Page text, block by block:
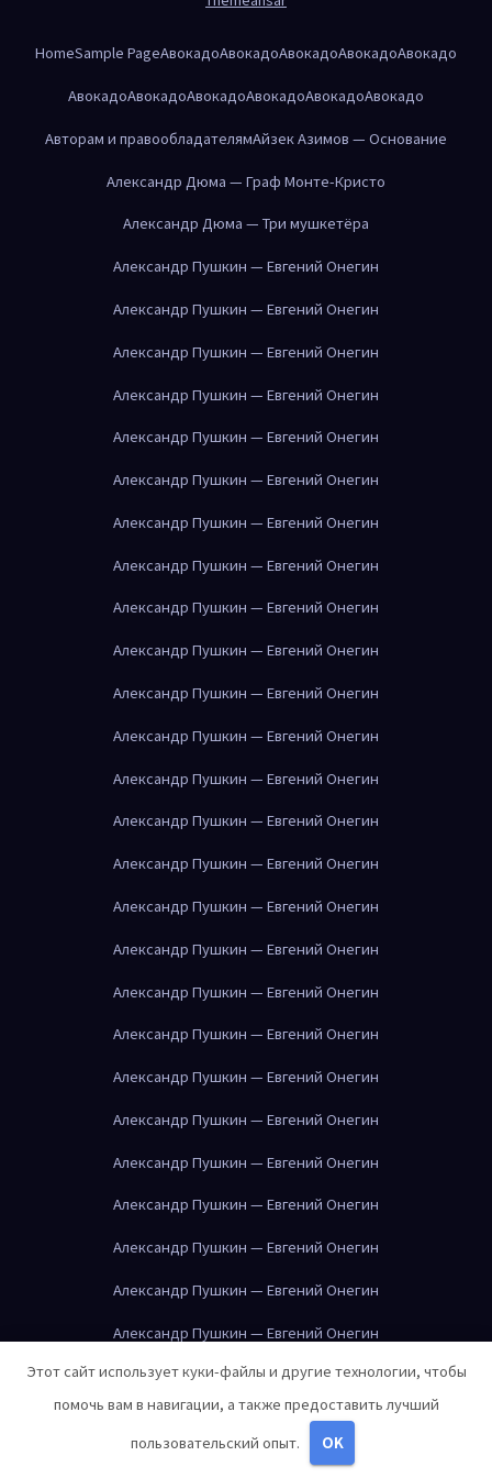
HomeSample PageАвокадоАвокадоАвокадоАвокадоАвокадо
АвокадоАвокадоАвокадоАвокадоАвокадоАвокадо
Авторам и правообладателямАйзек Азимов — Основание
Александр Дюма — Граф Монте-Кристо
Александр Дюма — Три мушкетёра
Александр Пушкин — Евгений Онегин
Александр Пушкин — Евгений Онегин
Александр Пушкин — Евгений Онегин
Александр Пушкин — Евгений Онегин
Александр Пушкин — Евгений Онегин
Александр Пушкин — Евгений Онегин
Александр Пушкин — Евгений Онегин
Александр Пушкин — Евгений Онегин
Александр Пушкин — Евгений Онегин
Александр Пушкин — Евгений Онегин
Александр Пушкин — Евгений Онегин
Александр Пушкин — Евгений Онегин
Александр Пушкин — Евгений Онегин
Александр Пушкин — Евгений Онегин
Александр Пушкин — Евгений Онегин
Александр Пушкин — Евгений Онегин
Александр Пушкин — Евгений Онегин
Александр Пушкин — Евгений Онегин
Александр Пушкин — Евгений Онегин
Александр Пушкин — Евгений Онегин
Александр Пушкин — Евгений Онегин
Александр Пушкин — Евгений Онегин
Александр Пушкин — Евгений Онегин
Александр Пушкин — Евгений Онегин
Александр Пушкин — Евгений Онегин
Александр Пушкин — Евгений Онегин
Альбер Камю — ПостороннийАльбер Камю — Посторонний
Альбер Камю — Чума Альбер Камю — Чума
Альбер Камю — Чума
Этот сайт использует куки-файлы и другие технологии, чтобы
помочь вам в навигации, а также предоставить лучший
пользовательский опыт.
OK